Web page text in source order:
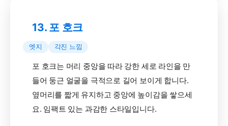
13. 포 호크
엣지 각진 느낌
포 호크는 머리 중앙을 따라 강한 세로 라인을 만
들어 둥근 얼굴을 극적으로 길어 보이게 합니다.
옆머리를 짧게 유지하고 중앙에 높이감을 쌓으세
요. 임팩트 있는 과감한 스타일입니다.